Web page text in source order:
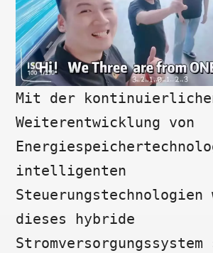
Mit der
Weiterentwicklung von
intelligenten
Steuerungstechnologien
dieses hybride
Stromversorgungssystem